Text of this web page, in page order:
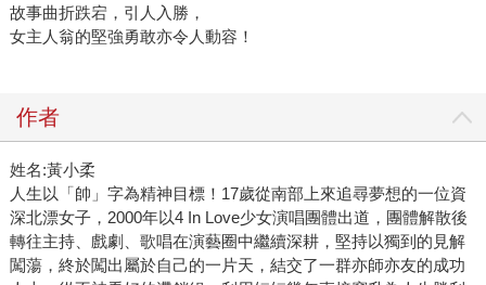
故事曲折跌宕，引人入勝，
女主人翁的堅強勇敢亦令人動容！
作者
姓名:黃小柔
人生以「帥」字為精神目標！17歲從南部上來追尋夢想的一位資
深北漂女子，2000年以4 In Love少女演唱團體出道，團體解散後
轉往主持、戲劇、歌唱在演藝圈中繼續深耕，堅持以獨到的見解
闖蕩，終於闖出屬於自己的一片天，結交了一群亦師亦友的成功